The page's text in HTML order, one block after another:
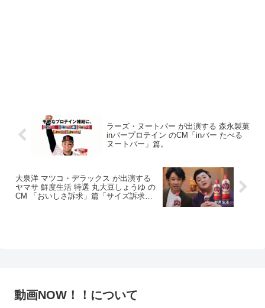
ラーズ・ヌートバー が出演する 森永製菓
inバープロテイン のCM「inバー たべる
ヌートバー」篇。
大泉洋 マツコ・デラックス が出演する
ヤマサ 鮮度生活 特選 丸大豆しょうゆ の
CM 「おいしさ訴求」篇「サイズ訴求」
動画NOW！！について